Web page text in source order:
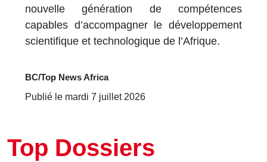
nouvelle génération de compétences
capables d’accompagner le développement
scientifique et technologique de l’Afrique.
BC/Top News Africa
Publié le mardi 7 juillet 2026
Top Dossiers